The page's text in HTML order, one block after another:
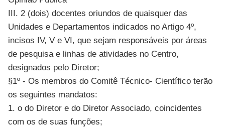
III. 2 (dois) docentes oriundos de quaisquer das
Unidades e Departamentos indicados no Artigo 4º,
incisos IV, V e VI, que sejam responsáveis por áreas
de pesquisa e linhas de atividades no Centro,
designados pelo Diretor;
§1º - Os membros do Comitê Técnico- Científico terão
os seguintes mandatos:
1. o do Diretor e do Diretor Associado, coincidentes
com os de suas funções;